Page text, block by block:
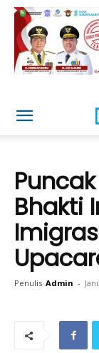
Bhakti
Penulis Admin -